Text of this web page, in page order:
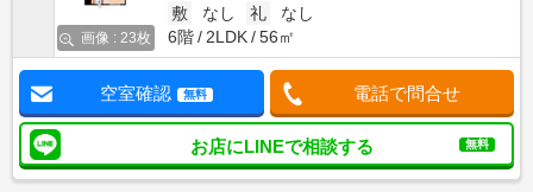
画像 : 23枚
敷
なし 礼
なし
6階
2LDK 56㎡
空室確認 無料 電話で問合せ
お店にLINEで相談する 無料